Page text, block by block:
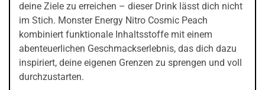
deine Ziele zu erreichen – dieser Drink lässt dich nicht
im Stich. Monster Energy Nitro Cosmic Peach
kombiniert funktionale Inhaltsstoffe mit einem
abenteuerlichen Geschmackserlebnis, das dich dazu
inspiriert, deine eigenen Grenzen zu sprengen und voll
durchzustarten.